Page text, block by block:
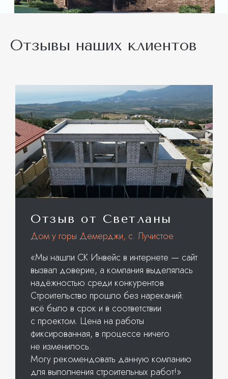
Отзывы наших клиентов
Отзыв от Светланы
Дом у горы Демерджи, с. Лучистое
«Мы нашли СК Инвейс в интернете — сайт
вызвал доверие, а компания выделялась
надёжностью среди конкурентов.
Строительство прошло без нареканий:
всё было в срок и в соответствии
с проектом. Цена на работы
фиксированная, в процессе ничего
не изменилось.
Могу рекомендовать данную компанию
для выполнения строительных работ!»